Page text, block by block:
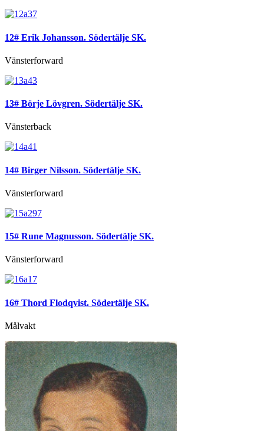
12# Erik Johansson. Södertälje SK.
Vänsterforward
13# Börje Lövgren. Södertälje SK.
Vänsterback
14# Birger Nilsson. Södertälje SK.
Vänsterforward
15# Rune Magnusson. Södertälje SK.
Vänsterforward
16# Thord Flodqvist. Södertälje SK.
Målvakt